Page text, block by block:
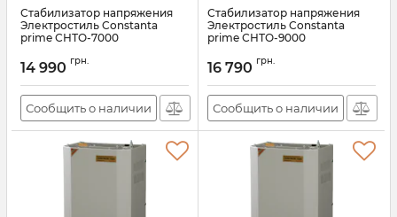
Стабилизатор напряжения
Электростиль Constanta
prime СНТО-7000
14 990 грн.
Сообщить о наличии
Стабилизатор напряжения
Электростиль Constanta
prime СНТО-9000
16 790 грн.
Сообщить о наличии